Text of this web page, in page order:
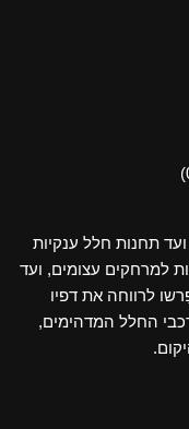
תחנות חלל ענקיות
למרחקים עצומים, ועד
לרווחה את דפיו
החלל המדהימים,